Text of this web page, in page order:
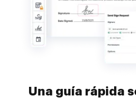
Una guía rápida